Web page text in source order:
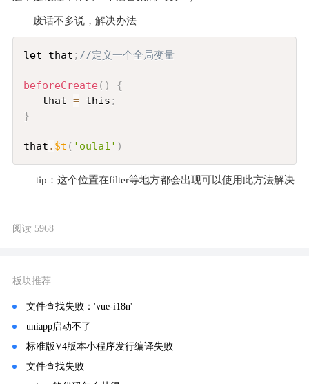
废话不多说，解决办法
let that ; //定义一个全局变量
beforeCreate( )
{
   that
= this ;
}
that . $t ( 'oula1' )
tip：这个位置在filter等地方都会出现可以使用此方法解决
阅读 5968
板块推荐
文件查找失败：'vue-i18n'
uniapp启动不了
标准版V4版本小程序发行编译失败
文件查找失败